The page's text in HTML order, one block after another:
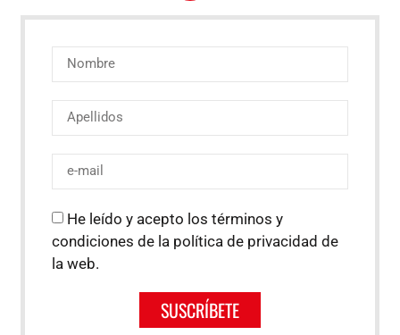
He leído y acepto los términos y
condiciones de la política de privacidad de
la web.
SUSCRÍBETE